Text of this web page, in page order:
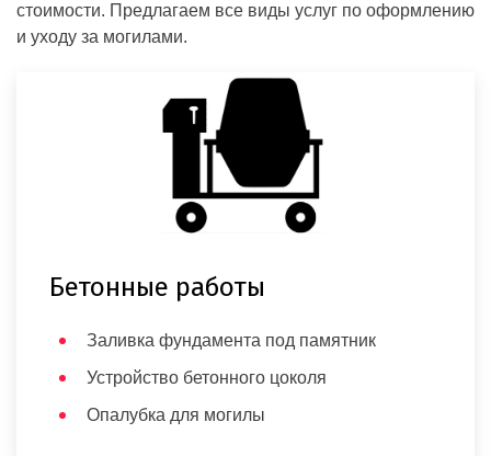
стоимости. Предлагаем все виды услуг по оформлению
и уходу за могилами.
Бетонные работы
Заливка фундамента под памятник
Устройство бетонного цоколя
Опалубка для могилы